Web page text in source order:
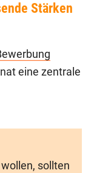
Stärken
eine zentrale
sollten